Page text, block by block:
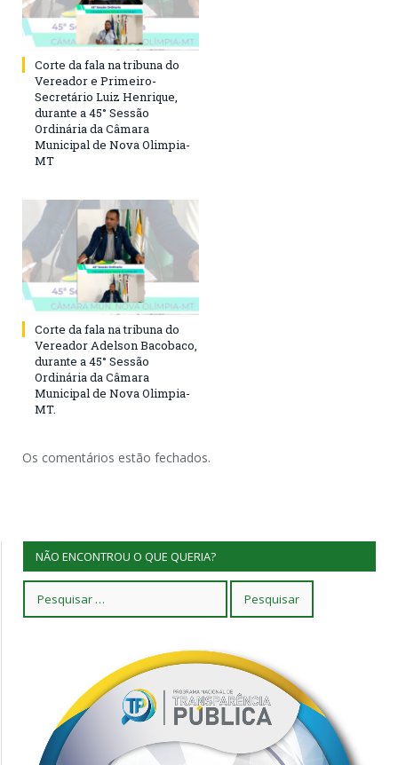
Corte da fala na tribuna do
Vereador e Primeiro-
Secretário Luiz Henrique,
durante a 45° Sessão
Ordinária da Câmara
Municipal de Nova Olimpia-
MT
Corte da fala na tribuna do
Vereador Adelson Bacobaco,
durante a 45° Sessão
Ordinária da Câmara
Municipal de Nova Olimpia-
MT.
Os comentários estão fechados.
NÃO ENCONTROU O QUE QUERIA?